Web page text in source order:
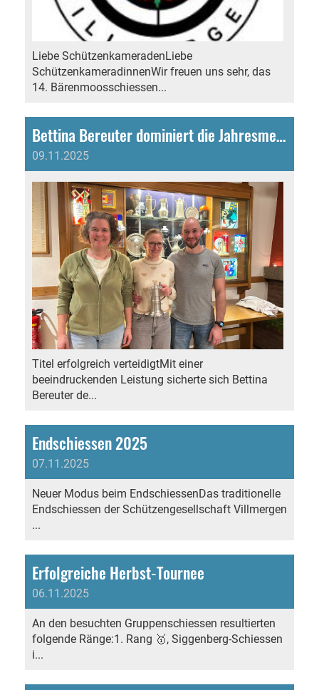
Liebe SchützenkameradenLiebe
SchützenkameradinnenWir freuen uns sehr, das
14. Bärenmoosschiessen...
Bettina Bereuter dominiert die Jahresmeisterschaft
09.11.2025
Titel erfolgreich verteidigtMit einer
beeindruckenden Leistung sicherte sich Bettina
Bereuter de...
Endschiessen 2025
07.11.2025
Neuer Modus beim EndschiessenDas traditionelle
Endschiessen der Schützengesellschaft Villmergen
...
Erfolgreiche Herbst-Tournee
06.11.2025
An den besuchten Gruppenschiessen resultierten
folgende Ränge:1. Rang 🥇, Siggenberg-Schiessen
i...